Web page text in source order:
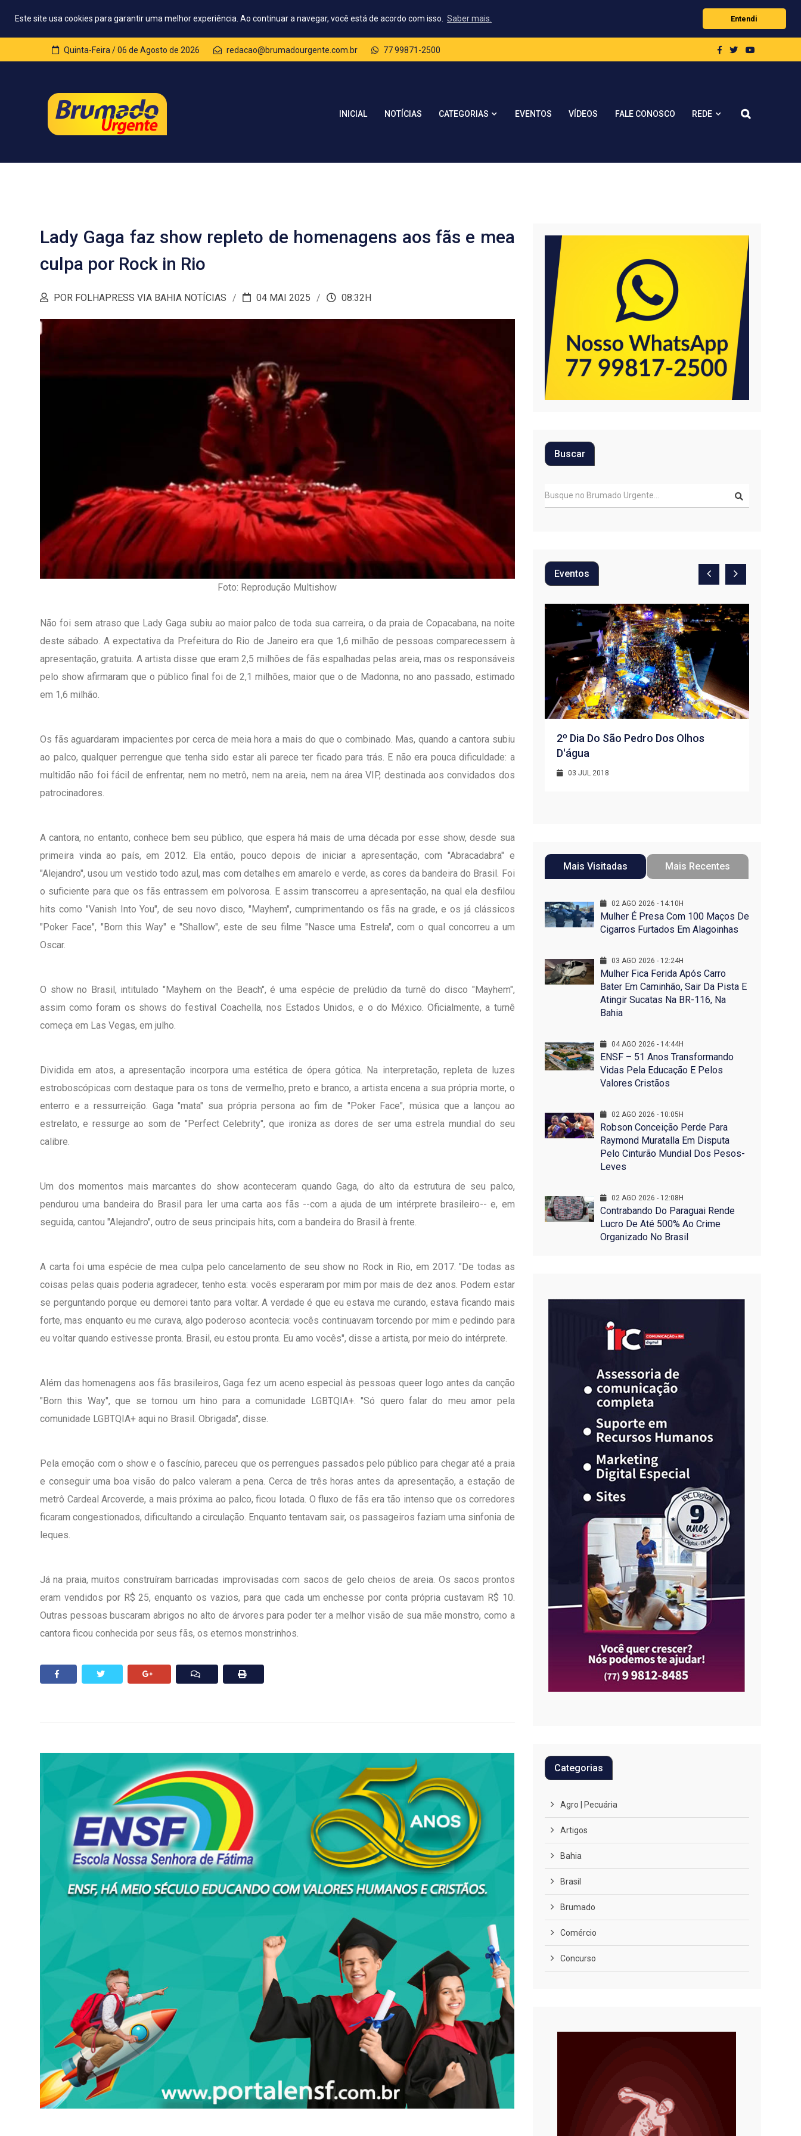
Este site usa cookies para garantir uma melhor experiência. Ao continuar a navegar, você está de acordo com isso. Saber mais. Entendi
Quinta-Feira / 06 de Agosto de 2026 redacao@brumadourgente.com.br 77 99871-2500
INICIAL NOTÍCIAS CATEGORIAS EVENTOS VÍDEOS FALE CONOSCO REDE
Lady Gaga faz show repleto de homenagens aos fãs e mea
culpa por Rock in Rio
POR FOLHAPRESS VIA BAHIA NOTÍCIAS 04 MAI 2025 08:32H
Foto: Reprodução Multishow
Não foi sem atraso que Lady Gaga subiu ao maior palco de toda sua carreira, o da praia de Copacabana, na noite
deste sábado. A expectativa da Prefeitura do Rio de Janeiro era que 1,6 milhão de pessoas comparecessem à
apresentação, gratuita. A artista disse que eram 2,5 milhões de fãs espalhadas pelas areia, mas os responsáveis
pelo show afirmaram que o público final foi de 2,1 milhões, maior que o de Madonna, no ano passado, estimado
em 1,6 milhão.
Os fãs aguardaram impacientes por cerca de meia hora a mais do que o combinado. Mas, quando a cantora subiu
ao palco, qualquer perrengue que tenha sido estar ali parece ter ficado para trás. E não era pouca dificuldade: a
multidão não foi fácil de enfrentar, nem no metrô, nem na areia, nem na área VIP, destinada aos convidados dos
patrocinadores.
A cantora, no entanto, conhece bem seu público, que espera há mais de uma década por esse show, desde sua
primeira vinda ao país, em 2012. Ela então, pouco depois de iniciar a apresentação, com "Abracadabra" e
"Alejandro", usou um vestido todo azul, mas com detalhes em amarelo e verde, as cores da bandeira do Brasil. Foi
o suficiente para que os fãs entrassem em polvorosa. E assim transcorreu a apresentação, na qual ela desfilou
hits como "Vanish Into You", de seu novo disco, "Mayhem", cumprimentando os fãs na grade, e os já clássicos
"Poker Face", "Born this Way" e "Shallow", este de seu filme "Nasce uma Estrela", com o qual concorreu a um
Oscar.
O show no Brasil, intitulado "Mayhem on the Beach", é uma espécie de prelúdio da turnê do disco "Mayhem",
assim como foram os shows do festival Coachella, nos Estados Unidos, e o do México. Oficialmente, a turnê
começa em Las Vegas, em julho.
Dividida em atos, a apresentação incorpora uma estética de ópera gótica. Na interpretação, repleta de luzes
estroboscópicas com destaque para os tons de vermelho, preto e branco, a artista encena a sua própria morte, o
enterro e a ressurreição. Gaga "mata" sua própria persona ao fim de "Poker Face", música que a lançou ao
estrelato, e ressurge ao som de "Perfect Celebrity", que ironiza as dores de ser uma estrela mundial do seu
calibre.
Um dos momentos mais marcantes do show aconteceram quando Gaga, do alto da estrutura de seu palco,
pendurou uma bandeira do Brasil para ler uma carta aos fãs --com a ajuda de um intérprete brasileiro-- e, em
seguida, cantou "Alejandro", outro de seus principais hits, com a bandeira do Brasil à frente.
A carta foi uma espécie de mea culpa pelo cancelamento de seu show no Rock in Rio, em 2017. "De todas as
coisas pelas quais poderia agradecer, tenho esta: vocês esperaram por mim por mais de dez anos. Podem estar
se perguntando porque eu demorei tanto para voltar. A verdade é que eu estava me curando, estava ficando mais
forte, mas enquanto eu me curava, algo poderoso acontecia: vocês continuavam torcendo por mim e pedindo para
eu voltar quando estivesse pronta. Brasil, eu estou pronta. Eu amo vocês", disse a artista, por meio do intérprete.
Além das homenagens aos fãs brasileiros, Gaga fez um aceno especial às pessoas queer logo antes da canção
"Born this Way", que se tornou um hino para a comunidade LGBTQIA+. "Só quero falar do meu amor pela
comunidade LGBTQIA+ aqui no Brasil. Obrigada", disse.
Pela emoção com o show e o fascínio, pareceu que os perrengues passados pelo público para chegar até a praia
e conseguir uma boa visão do palco valeram a pena. Cerca de três horas antes da apresentação, a estação de
metrô Cardeal Arcoverde, a mais próxima ao palco, ficou lotada. O fluxo de fãs era tão intenso que os corredores
ficaram congestionados, dificultando a circulação. Enquanto tentavam sair, os passageiros faziam uma sinfonia de
leques.
Já na praia, muitos construíram barricadas improvisadas com sacos de gelo cheios de areia. Os sacos prontos
eram vendidos por R$ 25, enquanto os vazios, para que cada um enchesse por conta própria custavam R$ 10.
Outras pessoas buscaram abrigos no alto de árvores para poder ter a melhor visão de sua mãe monstro, como a
cantora ficou conhecida por seus fãs, os eternos monstrinhos.
Buscar
Eventos
1º Dia - São Pedro Do Bairro Olhos
D’água
Inauguração Da Franquia HINODE
CENTER Em Brumado
2º Dia Do São Pedro Dos Olhos
D'água
03 JUL 2018
Mais Visitadas Mais Recentes
02 AGO 2026 - 14:10H
Mulher É Presa Com 100 Maços De
Cigarros Furtados Em Alagoinhas
03 AGO 2026 - 12:24H
Mulher Fica Ferida Após Carro
Bater Em Caminhão, Sair Da Pista E
Atingir Sucatas Na BR-116, Na
Bahia
04 AGO 2026 - 14:44H
ENSF – 51 Anos Transformando
Vidas Pela Educação E Pelos
Valores Cristãos
02 AGO 2026 - 10:05H
Robson Conceição Perde Para
Raymond Muratalla Em Disputa
Pelo Cinturão Mundial Dos Pesos-
Leves
02 AGO 2026 - 12:08H
Contrabando Do Paraguai Rende
Lucro De Até 500% Ao Crime
Organizado No Brasil
Categorias
Agro | Pecuária
Artigos
Bahia
Brasil
Brumado
Comércio
Concurso